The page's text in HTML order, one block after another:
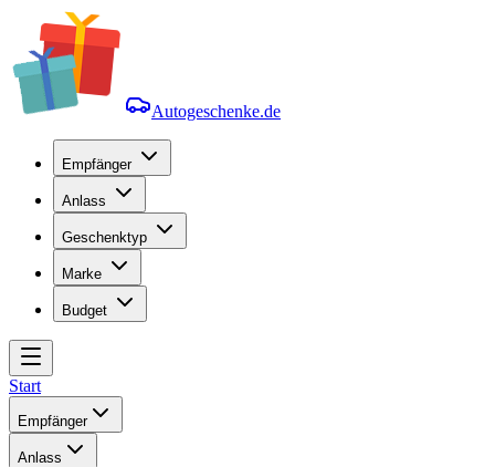
Autogeschenke.de
Empfänger
Anlass
Geschenktyp
Marke
Budget
Start
Empfänger
Anlass